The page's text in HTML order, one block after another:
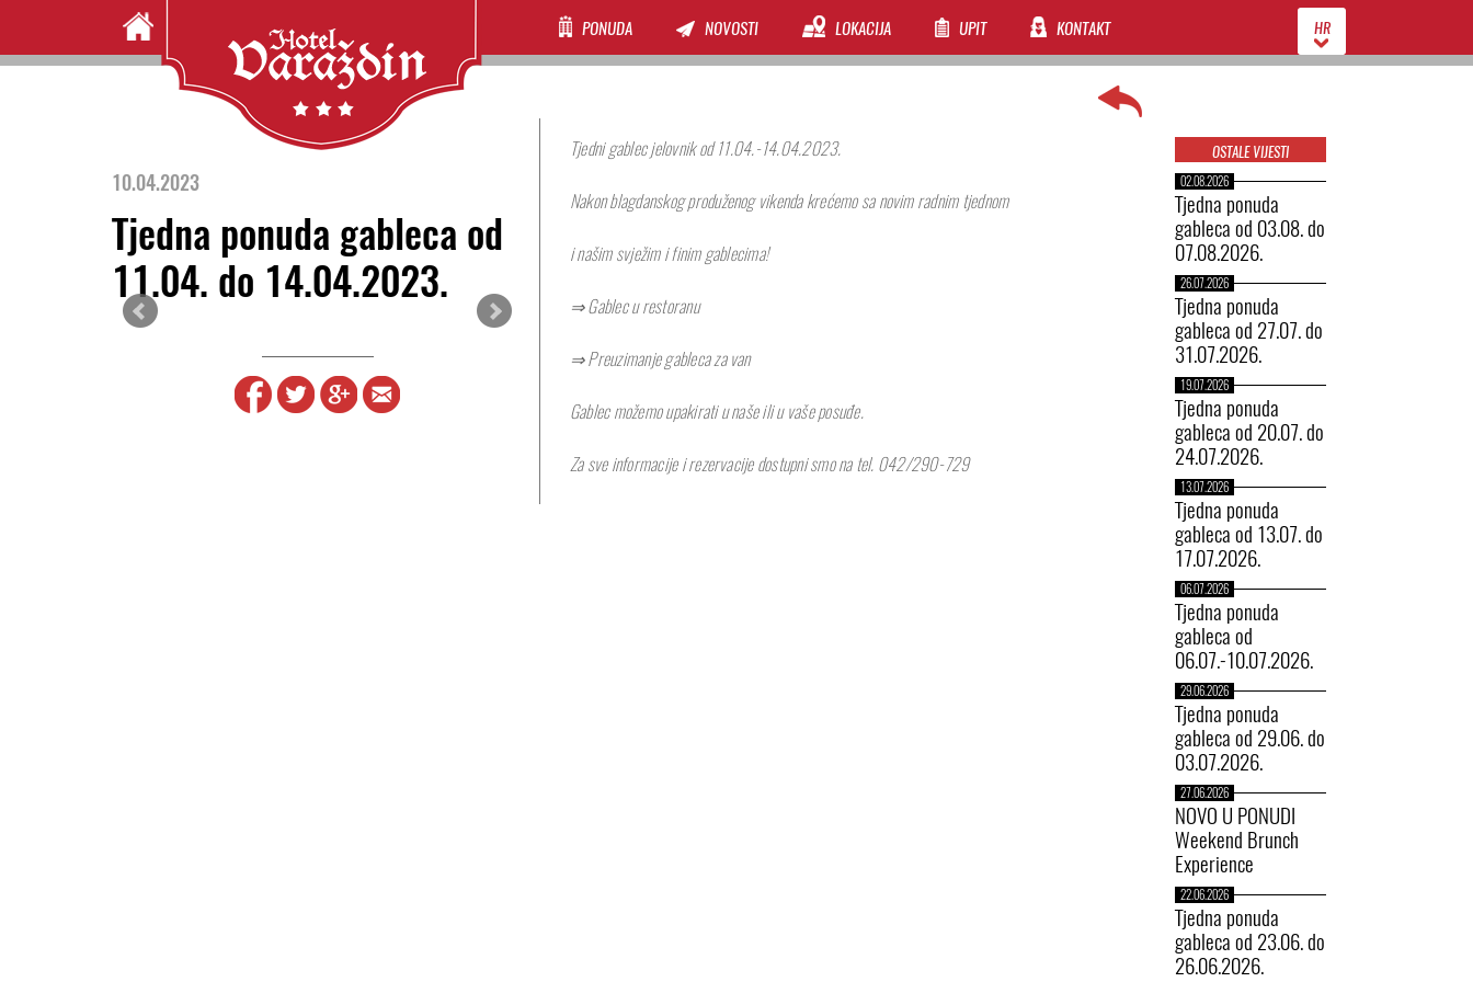
PONUDA NOVOSTI LOKACIJA UPIT KONTAKT HR
10.04.2023
Tjedna ponuda gableca od
11.04. do 14.04.2023.
Tjedni gablec jelovnik od 11.04.-14.04.2023.
Nakon blagdanskog produženog vikenda krećemo sa novim radnim tjednom
i našim svježim i finim gablecima!
⇒ Gablec u restoranu
⇒ Preuzimanje gableca za van
Gablec možemo upakirati u naše ili u vaše posuđe.
Za sve informacije i rezervacije dostupni smo na tel. 042/290-729
OSTALE VIJESTI
02.08.2026
Tjedna ponuda
gableca od 03.08. do
07.08.2026.
26.07.2026
Tjedna ponuda
gableca od 27.07. do
31.07.2026.
19.07.2026
Tjedna ponuda
gableca od 20.07. do
24.07.2026.
13.07.2026
Tjedna ponuda
gableca od 13.07. do
17.07.2026.
06.07.2026
Tjedna ponuda
gableca od
06.07.-10.07.2026.
29.06.2026
Tjedna ponuda
gableca od 29.06. do
03.07.2026.
27.06.2026
NOVO U PONUDI
Weekend Brunch
Experience
22.06.2026
Tjedna ponuda
gableca od 23.06. do
26.06.2026.